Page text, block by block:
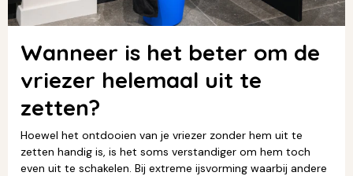
Wanneer is het beter om de
vriezer helemaal uit te
zetten?
Hoewel het ontdooien van je vriezer zonder hem uit te
zetten handig is, is het soms verstandiger om hem toch
even uit te schakelen. Bij extreme ijsvorming waarbij andere